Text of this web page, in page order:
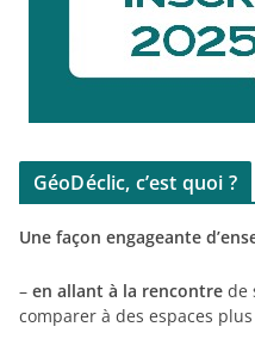
GéoDéclic, c’est quoi ?
Une façon engageante
– en allant à la rencontre de
comparer à des espaces